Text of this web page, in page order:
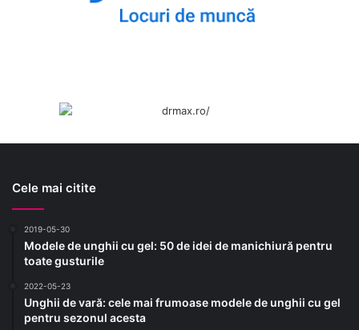
Cele mai citite
2019-05-30
Modele de unghii cu gel: 50 de idei de manichiură pentru
toate gusturile
2022-05-23
Unghii de vară: cele mai frumoase modele de unghii cu gel
pentru sezonul acesta